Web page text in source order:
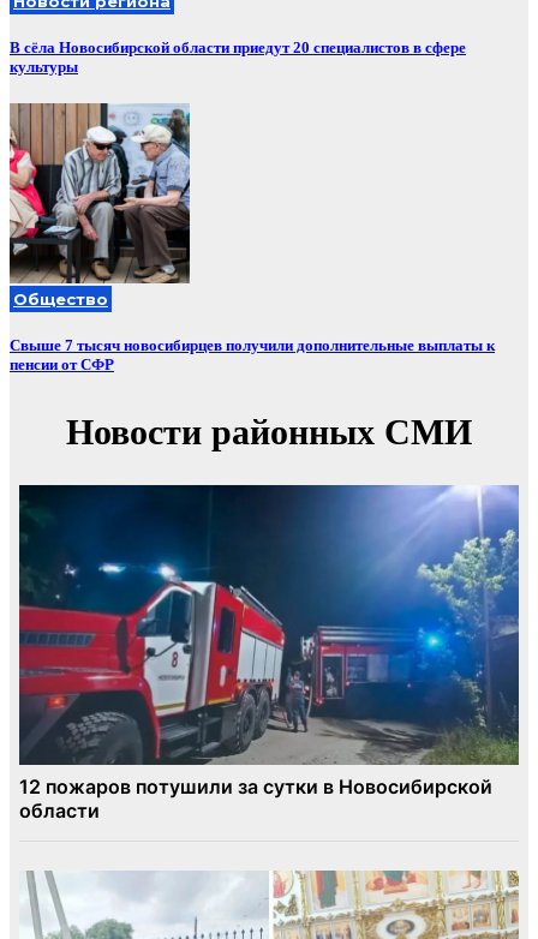
В сёла Новосибирской области приедут 20 специалистов в сфере
культуры
Общество
Свыше 7 тысяч новосибирцев получили дополнительные выплаты к
пенсии от СФР